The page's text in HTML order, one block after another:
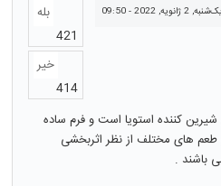
یک‌شنبه, 2 ژانویه, 2022 - 09:50
بله
421
خیر
414
کننده استویا است و فرم ساده
طعم های مختلف از نظر اثربخشی
باشند .